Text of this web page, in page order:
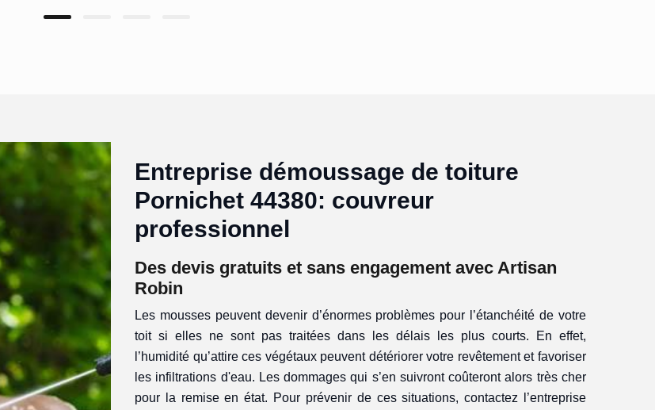
Entreprise démoussage de toiture
Pornichet 44380: couvreur
professionnel
Des devis gratuits et sans engagement avec Artisan
Robin
Les mousses peuvent devenir d’énormes problèmes pour l’étanchéité de votre
toit si elles ne sont pas traitées dans les délais les plus courts. En effet,
l’humidité qu’attire ces végétaux peuvent détériorer votre revêtement et favoriser
les infiltrations d'eau. Les dommages qui s’en suivront coûteront alors très cher
pour la remise en état. Pour prévenir de ces situations, contactez l’entreprise